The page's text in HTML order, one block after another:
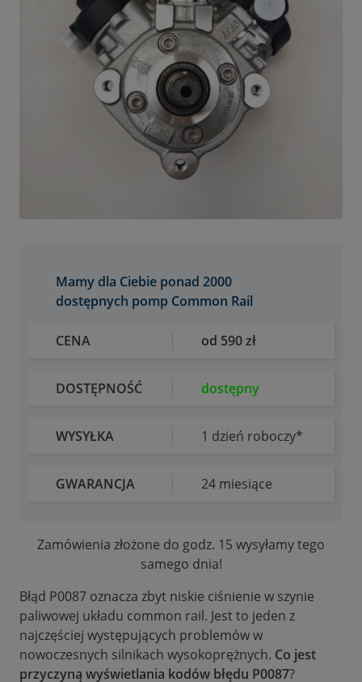
Mamy dla Ciebie ponad 2000
dostępnych pomp Common Rail
CENA od 590 zł
DOSTĘPNOŚĆ dostępny
WYSYŁKA 1 dzień roboczy*
GWARANCJA 24 miesiące
Zamówienia złożone do godz. 15 wysyłamy tego
samego dnia!
Błąd P0087 oznacza zbyt niskie ciśnienie w szynie
paliwowej układu common rail. Jest to jeden z
najczęściej występujących problemów w
nowoczesnych silnikach wysokoprężnych. Co jest
przyczyną wyświetlania kodów błędu P0087?